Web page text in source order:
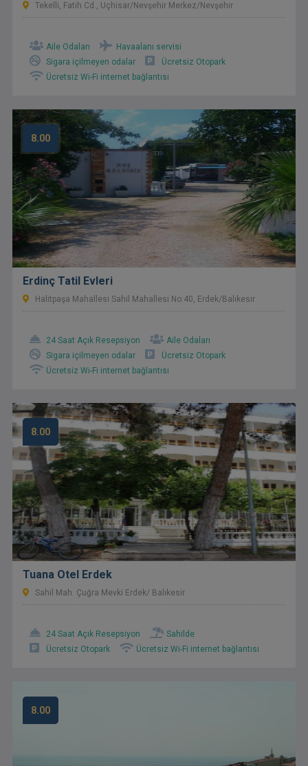
Tekelli, Fatih Cd., Uçhisar/Nevşehir Merkez/Nevşehir
Aile Odaları
Havaalanı servisi
Sigara içilmeyen odalar
Ücretsiz Otopark
Ücretsiz Wi-Fi internet bağlantısı
8.00
Erdinç Tatil Evleri
Halitpaşa Mahallesi Sahil Mahallesi No:40, Erdek/Balıkesir
24 Saat Açık Resepsiyon
Aile Odaları
Sigara içilmeyen odalar
Ücretsiz Otopark
Ücretsiz Wi-Fi internet bağlantısı
8.00
Tuana Otel Erdek
Sahil Mah. Çuğra Mevki Erdek/ Balıkesir
24 Saat Açık Resepsiyon
Sahilde
Ücretsiz Otopark
Ücretsiz Wi-Fi internet bağlantısı
8.00